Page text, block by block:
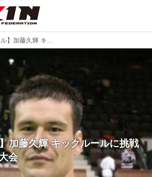
【ベラトール】加藤久輝 キックルールに挑戦 6.24ミズーリ大会
加藤久輝 キックルールに挑戦
会